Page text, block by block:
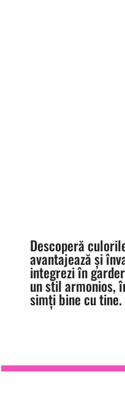
Descoperă
avantajează și
integrezi în
un stil armonios,
simți bine cu tine.